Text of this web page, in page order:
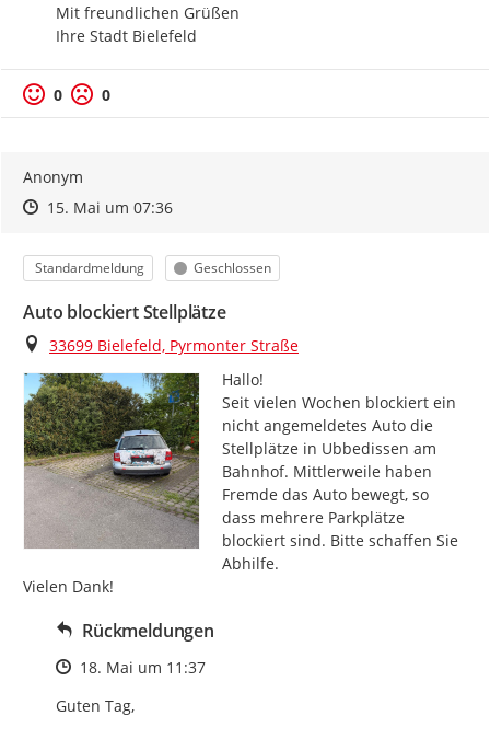
Mit freundlichen Grüßen
Ihre Stadt Bielefeld
0 0
Anonym
Zeitpunkt des Erstellens
Zeitpunkt des Erstellens
15. Mai um 07:36Zur Äußerung
Kategorie
Standardmeldung Status
Geschlossen
Auto blockiert Stellplätze
Ort
33699 Bielefeld, Pyrmonter Straße
Hallo!
Seit vielen Wochen blockiert ein
nicht angemeldetes Auto die
Stellplätze in Ubbedissen am
Bahnhof. Mittlerweile haben
Fremde das Auto bewegt, so
dass mehrere Parkplätze
blockiert sind. Bitte schaffen Sie
Abhilfe.
Vielen Dank!
Rückmeldungen
Zeitpunkt des Erstellens
18. Mai um 11:37
Guten Tag,